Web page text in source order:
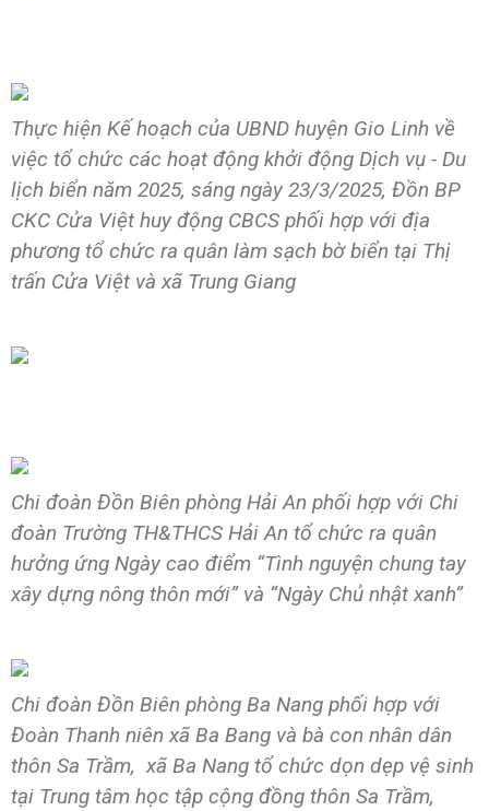
Thực hiện Kế hoạch của UBND huyện Gio Linh về
việc tổ chức các hoạt động khởi động Dịch vụ - Du
lịch biển năm 2025, sáng ngày 23/3/2025, Đồn BP
CKC Cửa Việt huy động CBCS phối hợp với địa
phương tổ chức ra quân làm sạch bờ biển tại Thị
trấn Cửa Việt và xã Trung Giang
Chi đoàn Đồn Biên phòng Hải An phối hợp với Chi
đoàn Trường TH&THCS Hải An tổ chức ra quân
hưởng ứng Ngày cao điểm “Tình nguyện chung tay
xây dựng nông thôn mới” và “Ngày Chủ nhật xanh”
Chi đoàn Đồn Biên phòng Ba Nang phối hợp với
Đoàn Thanh niên xã Ba Bang và bà con nhân dân
thôn Sa Trầm, xã Ba Nang tổ chức dọn dẹp vệ sinh
tại Trung tâm học tập cộng đồng thôn Sa Trầm,